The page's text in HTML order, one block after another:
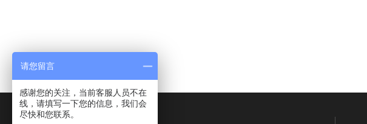
请您留言
感谢您的关注，当前客服人员不在
线，请填写一下您的信息，我们会
尽快和您联系。